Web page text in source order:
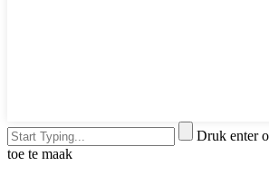
Druk enter
toe te maak